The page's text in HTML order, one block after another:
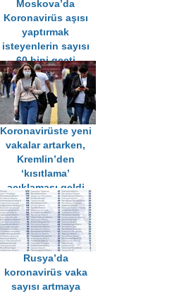
Moskova’da
Koronavirüs aşısı
yaptırmak
isteyenlerin sayısı
60 bini geçti
Koronavirüste yeni
vakalar artarken,
Kremlin’den
‘kısıtlama’
açıklaması geldi
Rusya’da
koronavirüs vaka
sayısı artmaya